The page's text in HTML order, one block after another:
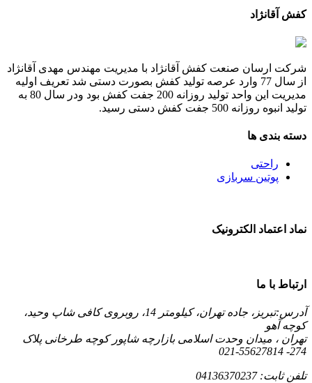
کفش آقانژاد
شرکت ارسان صنعت کفش آقانژاد با مدیریت مهندس مهدی آقانژاد
از سال 77 وارد عرصه تولید کفش بصورت دستی شد تعریف اولیه
مدیریت این واحد تولید روزانه 200 جفت کفش بود ودر سال 80 به
تولید انبوه روزانه 500 جفت کفش دستی رسید.
دسته بندی ها
راحتی
پوتین سربازی
نماد اعتماد الکترونیک
ارتباط با ما
آدرس:
تبریز، جاده تهران، کیلومتر 14، روبروی کافی شاپ وحید،
کوچه آهو
تهران ، میدان وحدت اسلامی بازارچه شاپور کوچه طرخانی پلاک
274- 55627814-021
تلفن ثابت: 04136370237